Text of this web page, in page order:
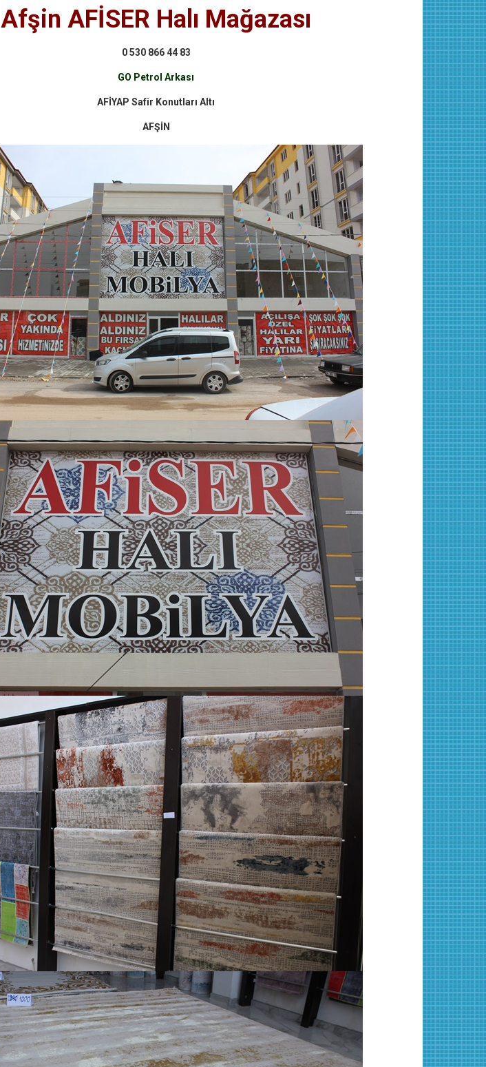
Afşin AFİSER Halı Mağazası
0 530 866 44 83
GO Petrol Arkası
AFİYAP Safir Konutları Altı
AFŞİN